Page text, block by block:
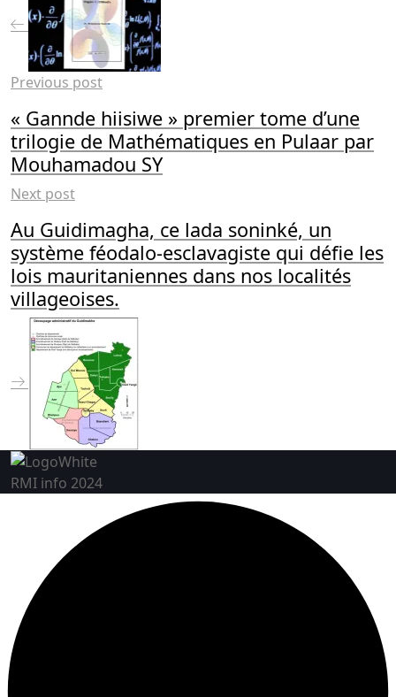
Previous post
« Gannde hiisiwe » premier tome d’une
trilogie de Mathématiques en Pulaar par
Mouhamadou SY
Next post
Au Guidimagha, ce lada soninké, un
système féodalo-esclavagiste qui défie les
lois mauritaniennes dans nos localités
villageoises.
RMI info 2024